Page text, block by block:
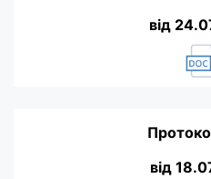
від
від